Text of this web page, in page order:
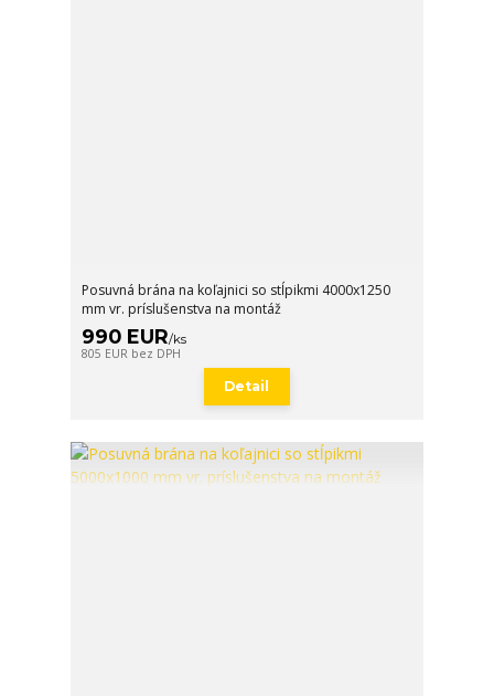
Posuvná brána na koľajnici so stĺpikmi 4000x1250
mm vr. príslušenstva na montáž
990 EUR/ks
805 EUR bez DPH
Detail